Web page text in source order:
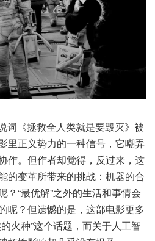
词《拯救全人类就是要毁灭》被
里正义势力的一种信号，它嘲弄
作。但作者却觉得，反过来，这
的变革所带来的挑战：机器的合
？“最优解”之外的生活和事情会
呢？但遗憾的是，这部电影更多
火种”这个话题，而关于人工智